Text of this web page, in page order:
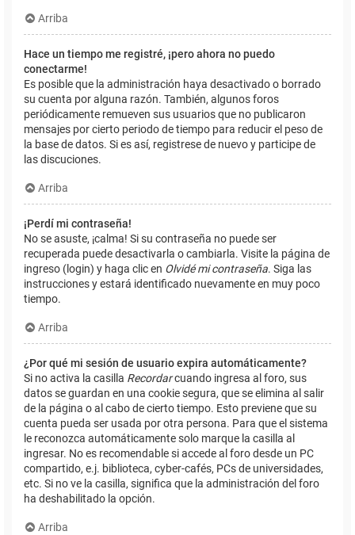
Arriba
Hace un tiempo me registré, ¡pero ahora no puedo
conectarme!
Es posible que la administración haya desactivado o borrado
su cuenta por alguna razón. También, algunos foros
periódicamente remueven sus usuarios que no publicaron
mensajes por cierto periodo de tiempo para reducir el peso de
la base de datos. Si es así, registrese de nuevo y participe de
las discuciones.
Arriba
¡Perdí mi contraseña!
No se asuste, ¡calma! Si su contraseña no puede ser
recuperada puede desactivarla o cambiarla. Visite la página de
ingreso (login) y haga clic en Olvidé mi contraseña. Siga las
instrucciones y estará identificado nuevamente en muy poco
tiempo.
Arriba
¿Por qué mi sesión de usuario expira automáticamente?
Si no activa la casilla Recordarcuando ingresa al foro, sus
datos se guardan en una cookie segura, que se elimina al salir
de la página o al cabo de cierto tiempo. Esto previene que su
cuenta pueda ser usada por otra persona. Para que el sistema
le reconozca automáticamente solo marque la casilla al
ingresar. No es recomendable si accede al foro desde un PC
compartido, e.j. biblioteca, cyber-cafés, PCs de universidades,
etc. Si no ve la casilla, significa que la administración del foro
ha deshabilitado la opción.
Arriba